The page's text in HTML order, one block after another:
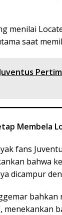
menilai
saat
Juventus
Membela
fans
bahwa
dicampur
menekankan